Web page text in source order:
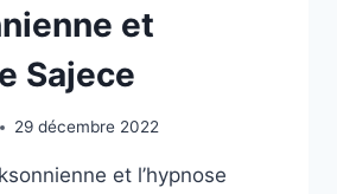
et
Sajece
29 décembre 2022
et l’hypnose